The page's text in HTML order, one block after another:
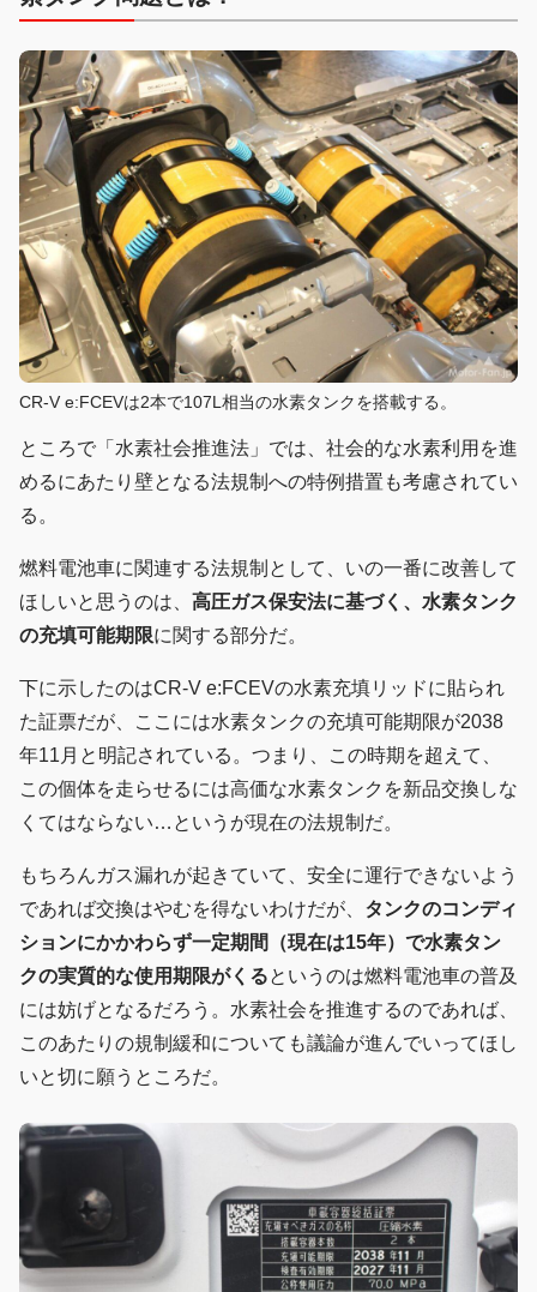
CR-V e:FCEVは2本で107L相当の水素タンクを搭載する。
ところで「水素社会推進法」では、社会的な水素利用を進
めるにあたり壁となる法規制への特例措置も考慮されてい
る。
燃料電池車に関連する法規制として、いの一番に改善して
ほしいと思うのは、 高圧ガス保安法に基づく、水素タンク
の充填可能期限に関する部分だ。
下に示したのはCR-V e:FCEVの水素充填リッドに貼られ
た証票だが、ここには水素タンクの充填可能期限が2038
年11月と明記されている。つまり、この時期を超えて、
この個体を走らせるには高価な水素タンクを新品交換しな
くてはならない…というが現在の法規制だ。
もちろんガス漏れが起きていて、安全に運行できないよう
であれば交換はやむを得ないわけだが、 タンクのコンディ
ションにかかわらず一定期間（現在は15年）で水素タン
クの実質的な使用期限がくるというのは燃料電池車の普及
には妨げとなるだろう。水素社会を推進するのであれば、
このあたりの規制緩和についても議論が進んでいってほし
いと切に願うところだ。